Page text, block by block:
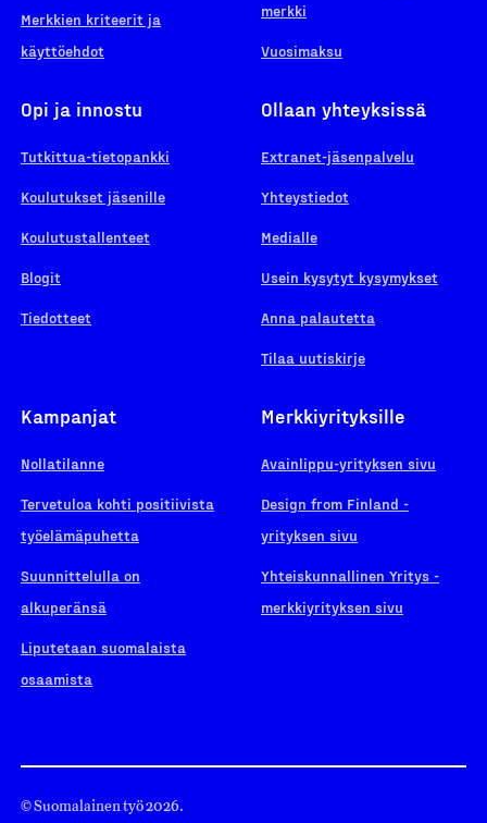
Merkkien kriteerit ja
käyttöehdot
merkki
Vuosimaksu
Opi ja innostu
Tutkittua-tietopankki
Koulutukset jäsenille
Koulutustallenteet
Blogit
Tiedotteet
Ollaan yhteyksissä
Extranet-jäsenpalvelu
Yhteystiedot
Medialle
Usein kysytyt kysymykset
Anna palautetta
Tilaa uutiskirje
Kampanjat
Nollatilanne
Tervetuloa kohti positiivista
työelämäpuhetta
Suunnittelulla on
alkuperänsä
Liputetaan suomalaista
osaamista
Merkkiyrityksille
Avainlippu-yrityksen sivu
Design from Finland -
yrityksen sivu
Yhteiskunnallinen Yritys -
merkkiyrityksen sivu
© Suomalainen työ 2026.